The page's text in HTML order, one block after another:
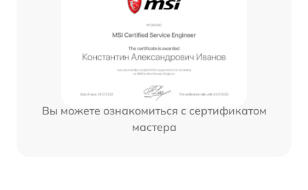
Вы можете ознакомиться с сертификатом
мастера